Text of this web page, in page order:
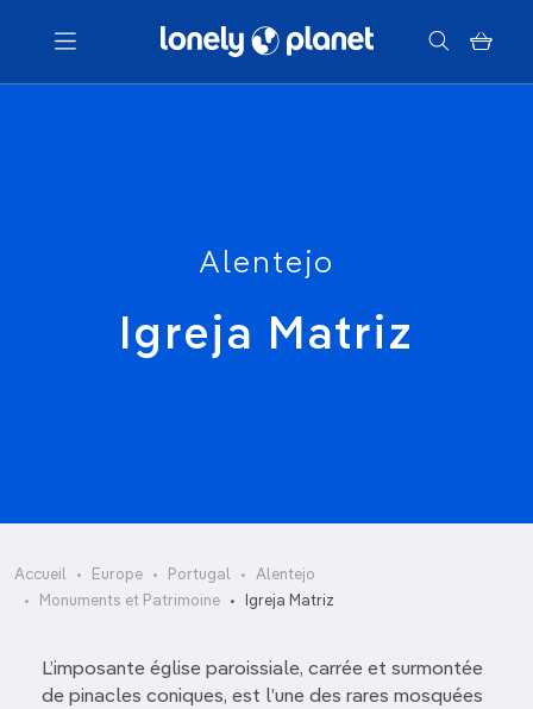
Menu
Alentejo
Igreja Matriz
Accueil Europe Portugal
Alentejo
Monuments et Patrimoine
Igreja Matriz
L’imposante église paroissiale, carrée et surmontée
de pinacles coniques, est l’une des rares mosquées